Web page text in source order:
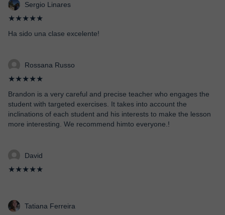
Sergio Linares
★★★★★
Ha sido una clase excelente!
Rossana Russo
★★★★★
Brandon is a very careful and precise teacher who engages the
student with targeted exercises. It takes into account the
inclinations of each student and his interests to make the lesson
more interesting. We recommend himto everyone.!
David
★★★★★
Tatiana Ferreira